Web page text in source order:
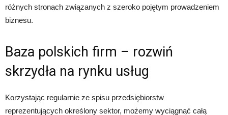
różnych stronach związanych z szeroko pojętym prowadzeniem
biznesu.
Baza polskich firm – rozwiń
skrzydła na rynku usług
Korzystając regularnie ze spisu przedsiębiorstw
reprezentujących określony sektor, możemy wyciągnąć całą